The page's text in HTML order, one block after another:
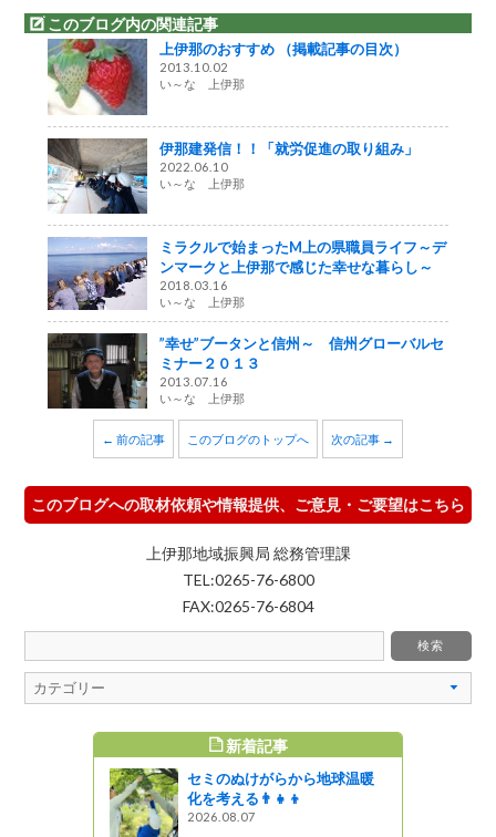
このブログ内の関連記事
上伊那のおすすめ （掲載記事の目次）
2013.10.02
い～な 上伊那
伊那建発信！！「就労促進の取り組み」
2022.06.10
い～な 上伊那
ミラクルで始まったM上の県職員ライフ～デ
ンマークと上伊那で感じた幸せな暮らし～
2018.03.16
い～な 上伊那
”幸せ”ブータンと信州～ 信州グローバルセ
ミナー２０１３
2013.07.16
い～な 上伊那
← 前の記事 このブログのトップへ 次の記事 →
このブログへの取材依頼や情報提供、ご意見・ご要望はこちら
上伊那地域振興局 総務管理課
TEL:0265-76-6800
FAX:0265-76-6804
新着記事
セミのぬけがらから地球温暖
化を考える👨‍👧‍👦
2026.08.07